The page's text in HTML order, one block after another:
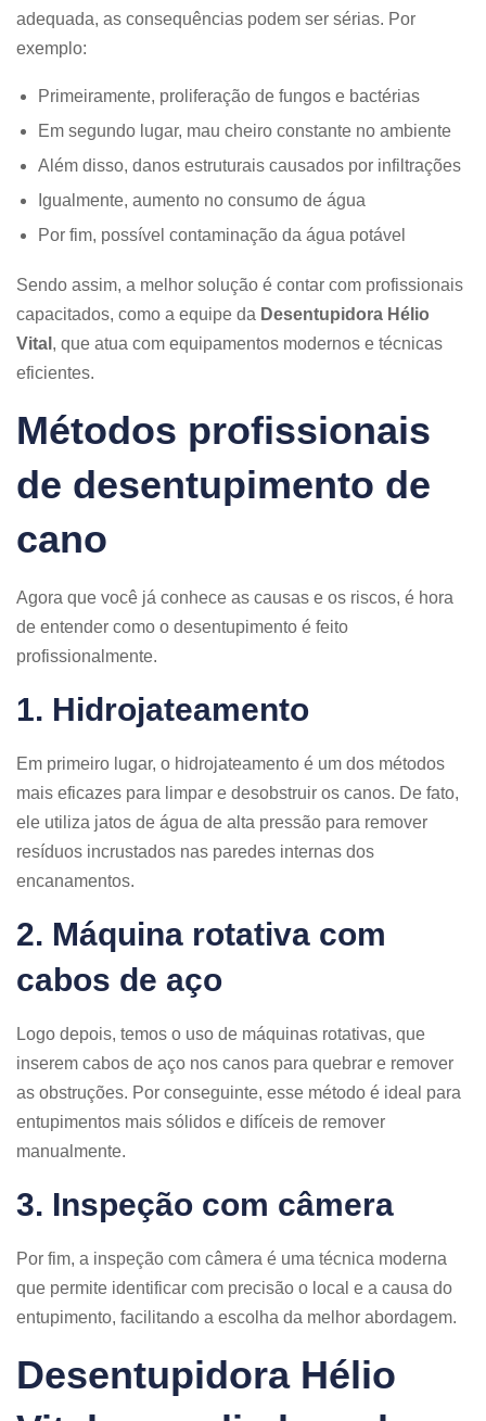
adequada, as consequências podem ser sérias. Por
exemplo:
Primeiramente, proliferação de fungos e bactérias
Em segundo lugar, mau cheiro constante no ambiente
Além disso, danos estruturais causados por infiltrações
Igualmente, aumento no consumo de água
Por fim, possível contaminação da água potável
Sendo assim, a melhor solução é contar com profissionais
capacitados, como a equipe da Desentupidora Hélio
Vital , que atua com equipamentos modernos e técnicas
eficientes.
Métodos profissionais
de desentupimento de
cano
Agora que você já conhece as causas e os riscos, é hora
de entender como o desentupimento é feito
profissionalmente.
1. Hidrojateamento
Em primeiro lugar, o hidrojateamento é um dos métodos
mais eficazes para limpar e desobstruir os canos. De fato,
ele utiliza jatos de água de alta pressão para remover
resíduos incrustados nas paredes internas dos
encanamentos.
2. Máquina rotativa com
cabos de aço
Logo depois, temos o uso de máquinas rotativas, que
inserem cabos de aço nos canos para quebrar e remover
as obstruções. Por conseguinte, esse método é ideal para
entupimentos mais sólidos e difíceis de remover
manualmente.
3. Inspeção com câmera
Por fim, a inspeção com câmera é uma técnica moderna
que permite identificar com precisão o local e a causa do
entupimento, facilitando a escolha da melhor abordagem.
Desentupidora Hélio